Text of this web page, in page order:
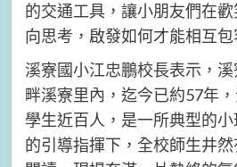
的交通工具，讓小朋友們在
向思考，啟發如何才能相互包
溪寮國小江忠鵬校長表示，
畔溪寮里內，迄今已約57年
學生近百人，是一所典型的
的引導指揮下，全校師生井